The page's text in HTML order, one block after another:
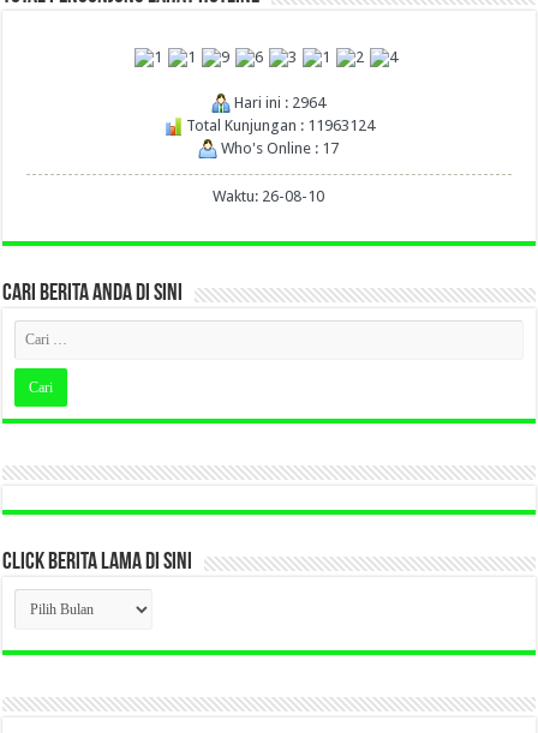
Hari ini : 2964
Total Kunjungan : 11963124
Who's Online : 17
Waktu: 26-08-10
CARI BERITA ANDA DI SINI
CLICK BERITA LAMA DI SINI
CLICK
BERITA
LAMA
DI